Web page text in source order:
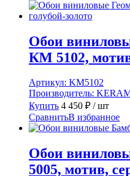
Обои
КМ 5102,
Артикул: KM5102
Производитель:
Купить 4 450 ₽ / шт
СравнитьВ избранное
Обои
5005, мотив,